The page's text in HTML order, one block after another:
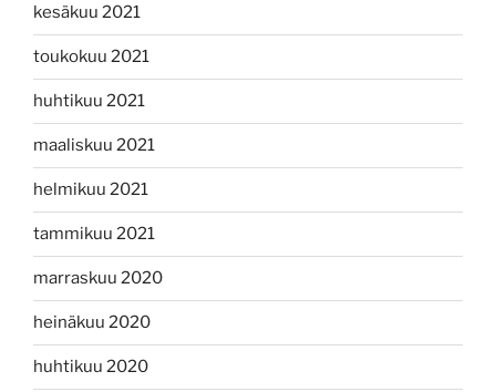
kesäkuu 2021
toukokuu 2021
huhtikuu 2021
maaliskuu 2021
helmikuu 2021
tammikuu 2021
marraskuu 2020
heinäkuu 2020
huhtikuu 2020